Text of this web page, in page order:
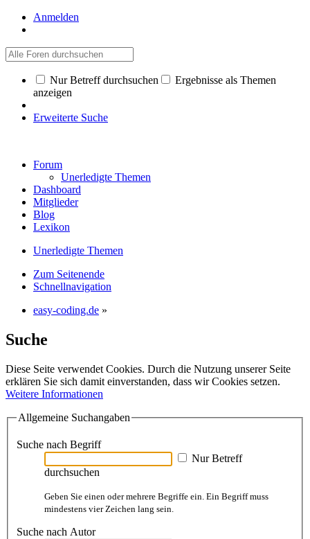
Anmelden
Nur Betreff durchsuchen
Ergebnisse als Themen
anzeigen
Erweiterte Suche
Forum
Unerledigte Themen
Dashboard
Mitglieder
Blog
Lexikon
Unerledigte Themen
Zum Seitenende
Schnellnavigation
easy-coding.de »
Suche
Diese Seite verwendet Cookies. Durch die Nutzung unserer Seite
erklären Sie sich damit einverstanden, dass wir Cookies setzen.
Weitere Informationen
Allgemeine Suchangaben
Suche nach Begriff
Nur Betreff
durchsuchen
Geben Sie einen oder mehrere Begriffe ein. Ein Begriff muss
mindestens vier Zeichen lang sein.
Suche nach Autor